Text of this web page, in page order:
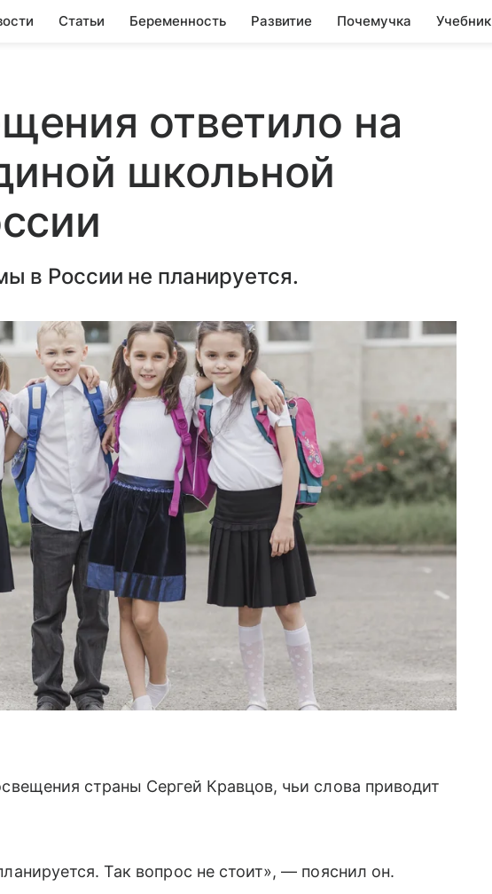
Статьи Беременность Развитие Почемучка Учебник
ответило на
школьной
в России не планируется.
страны Сергей Кравцов, чьи слова приводит
Так вопрос не стоит», — пояснил он.